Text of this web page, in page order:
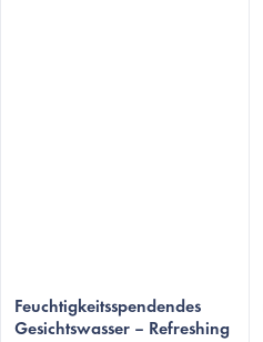
Feuchtigkeitsspendendes
Gesichtswasser – Refreshing